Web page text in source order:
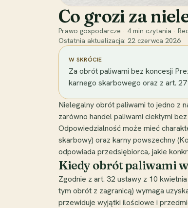
Co grozi za
Prawo gospodarcze · 4 min czytania ·
Ostatnia aktualizacja: 22 czerwca 2026
W SKRÓCIE
Za obrót paliwami bez koncesji
karnego skarbowego oraz z art.
Nielegalny obrót paliwami to jedno z
zarówno handel paliwami ciekłymi
Odpowiedzialność może mieć
skarbowy) oraz karny powszechny
odpowiada przedsiębiorca, jakie
Kiedy obrót paliwami
Zgodnie z art. 32 ustawy z 10
tym obrót z zagranicą) wymaga
przewiduje wyjątki ilościowe i